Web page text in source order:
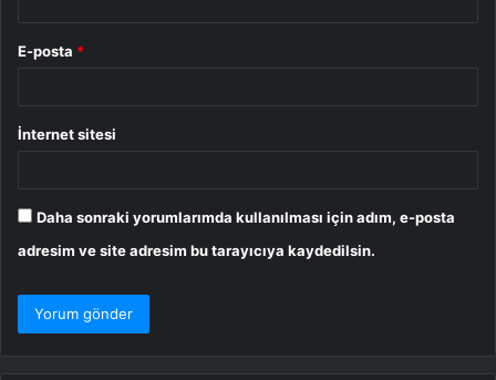
E-posta *
İnternet sitesi
Daha sonraki yorumlarımda kullanılması için adım, e-posta
adresim ve site adresim bu tarayıcıya kaydedilsin.